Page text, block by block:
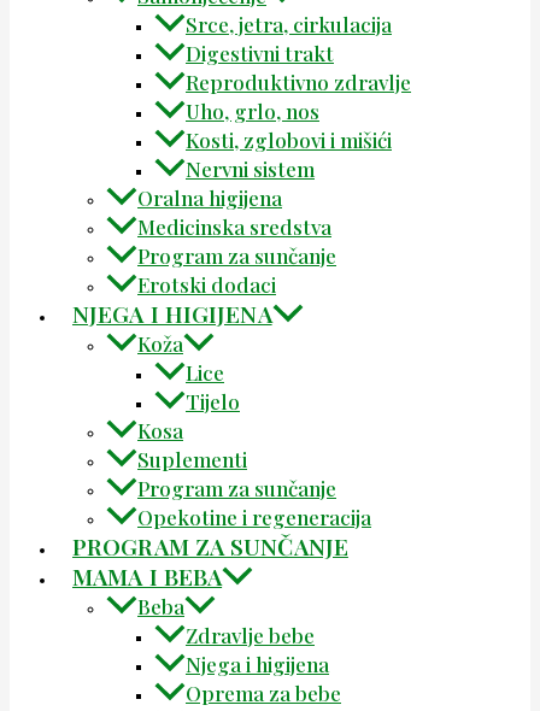
Srce, jetra, cirkulacija
Digestivni trakt
Reproduktivno zdravlje
Uho, grlo, nos
Kosti, zglobovi i mišići
Nervni sistem
Oralna higijena
Medicinska sredstva
Program za sunčanje
Erotski dodaci
NJEGA I HIGIJENA
Koža
Lice
Tijelo
Kosa
Suplementi
Program za sunčanje
Opekotine i regeneracija
PROGRAM ZA SUNČANJE
MAMA I BEBA
Beba
Zdravlje bebe
Njega i higijena
Oprema za bebe